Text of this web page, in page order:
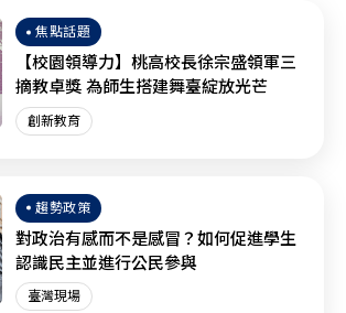
焦點話題
【校園領導力】桃高校長徐宗盛領軍三
摘教卓獎 為師生搭建舞臺綻放光芒
創新教育
趨勢政策
對政治有感而不是感冒？如何促進學生
認識民主並進行公民參與
臺灣現場